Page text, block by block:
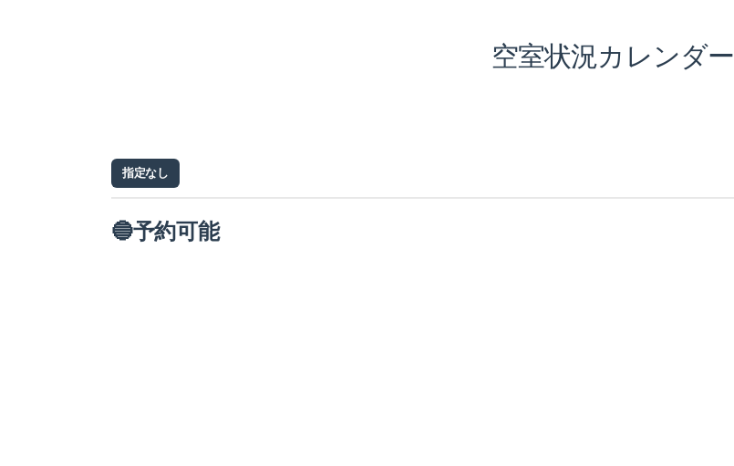
空室状況カレンダー
指定なし
🔵予約可能